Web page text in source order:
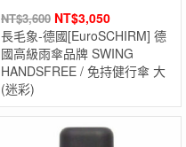
NT$3,600 NT$3,050
長毛象-德國[EuroSCHIRM] 德
國高級雨傘品牌 SWING
HANDSFREE / 免持健行傘 大
(迷彩)